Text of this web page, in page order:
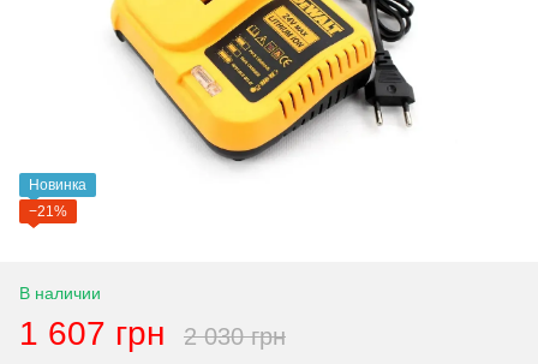
Новинка
−21%
В наличии
1 607 грн 2 030 грн